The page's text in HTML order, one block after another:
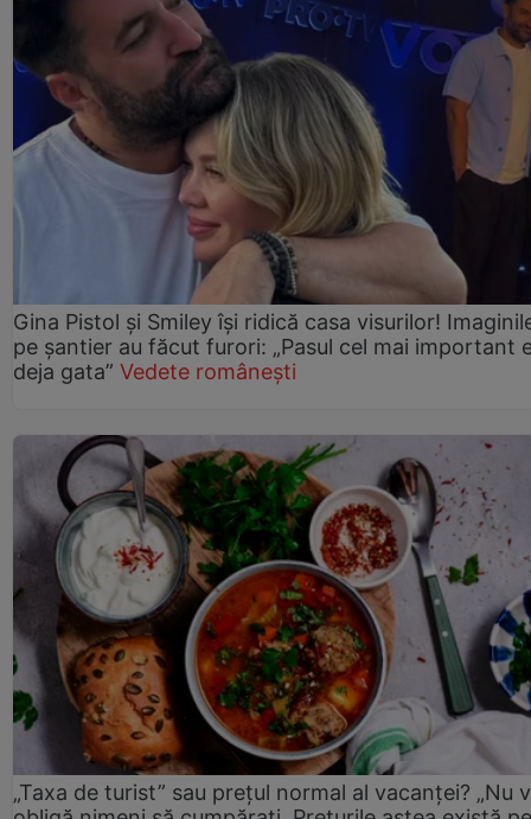
Gina Pistol și Smiley își ridică casa visurilor!
pe șantier au făcut furori: „Pasul cel mai important
deja gata” Vedete românești
„Taxa de turist” sau prețul normal al vacanței? „Nu